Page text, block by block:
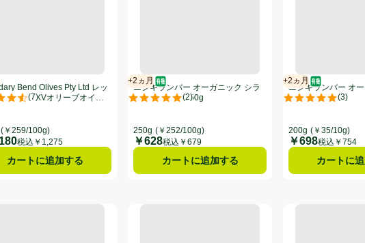
・消費期限保証：2ヵ月
(7)
7件のレビューで5点中4.6点。
Bend Olives Pty Ltd レッ
ランド EXVオリーブオイル
(￥259/100g)
税込￥1,275
カートに追加する
+2ヵ月
賞味・消費期限保証：2ヵ月
オーガニック/有機
(2)
評価は2件のレビューで5点中5.0点。
ニシキランバー オーガニック シラ
チャーソース 250g
250g (￥252/100g)
価格
￥628税込￥679
カートに追加する
+2ヵ月
賞味・消費期
オーガニック/有機
(3)
評価は3件のレビ
ニシキランバー オ
オソース 200g
200g (￥35/10g)
価格
￥698税込￥754
カートに
コチュジャン 60g アイ・ジー・エム ベトナムフォー鶏だしスープ2食
ニシキランバー